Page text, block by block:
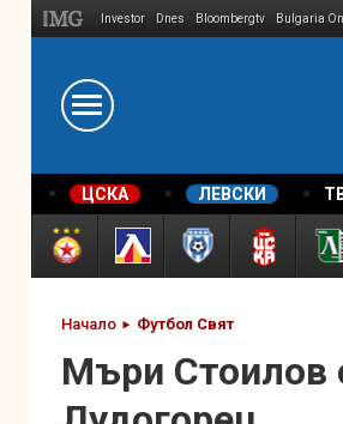
Investor Dnes Bloombergtv Bulgaria
ЦСКА ЛЕВСКИ
Начало Футбол Свят
Мъри Стоилов